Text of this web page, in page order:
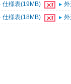
仕様表(19MB)
仕様表(18MB)